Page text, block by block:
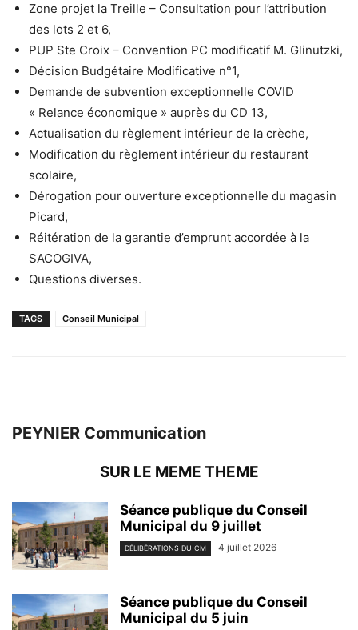
Zone projet la Treille – Consultation pour l’attribution
des lots 2 et 6,
PUP Ste Croix – Convention PC modificatif M. Glinutzki,
Décision Budgétaire Modificative n°1,
Demande de subvention exceptionnelle COVID
« Relance économique » auprès du CD 13,
Actualisation du règlement intérieur de la crèche,
Modification du règlement intérieur du restaurant
scolaire,
Dérogation pour ouverture exceptionnelle du magasin
Picard,
Réitération de la garantie d’emprunt accordée à la
SACOGIVA,
Questions diverses.
TAGS Conseil Municipal
PEYNIER Communication
SUR LE MEME THEME
Séance publique du Conseil
Municipal du 9 juillet
DÉLIBÉRATIONS DU CM 4 juillet 2026
Séance publique du Conseil
Municipal du 5 juin